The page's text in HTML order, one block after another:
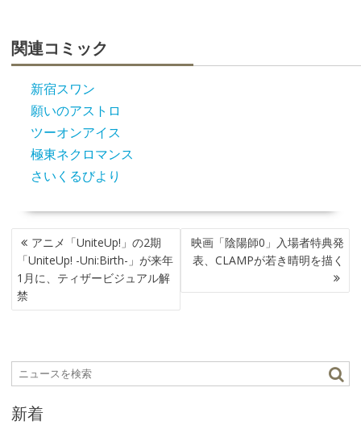
関連コミック
新宿スワン
願いのアストロ
ツーオンアイス
極東ネクロマンス
さいくるびより
投
稿
ナ
ビ
ゲ
ョ
ン
アニメ「UniteUp!」の2期
「UniteUp! -Uni:Birth-」が来年
1月に、ティザービジュアル解
禁
映画「陰陽師0」入場者特典発
表、CLAMPが若き晴明を描く
新着